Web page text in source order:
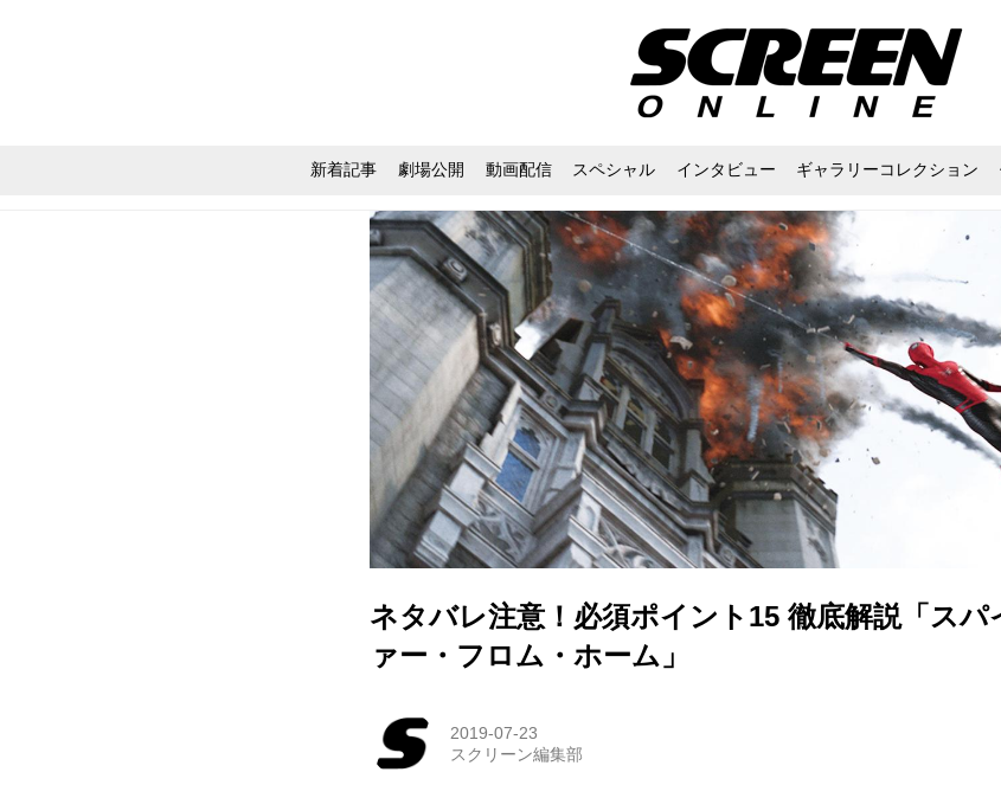
新着記事 劇場公開 動画配信 スペシャル インタビュー ギャラリーコレクション
ネタバレ注意！必須ポイント15 徹底解説「スパ
ァー・フロム・ホーム」
2019-07-23
スクリーン編集部